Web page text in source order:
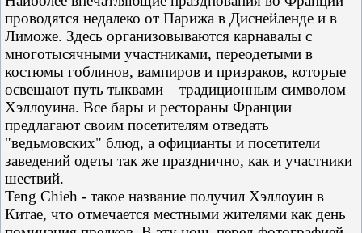
проводятся недалеко от Парижа в Диснейленде и в
Лиможе. Здесь организовываются карнавалы с
многотысячными участниками, переодетыми в
костюмы гоблинов, вампиров и призраков, которые
освещают путь тыквами – традиционным символом
Хэллоуина. Все бары и рестораны Франции
предлагают своим посетителям отведать
"ведьмовских" блюд, а официанты и посетители
заведений одеты так же празднично, как и участники
шествий.
Teng Chieh - такое название получил Хэллоуин в
Китае, что отмечается местными жителями как день